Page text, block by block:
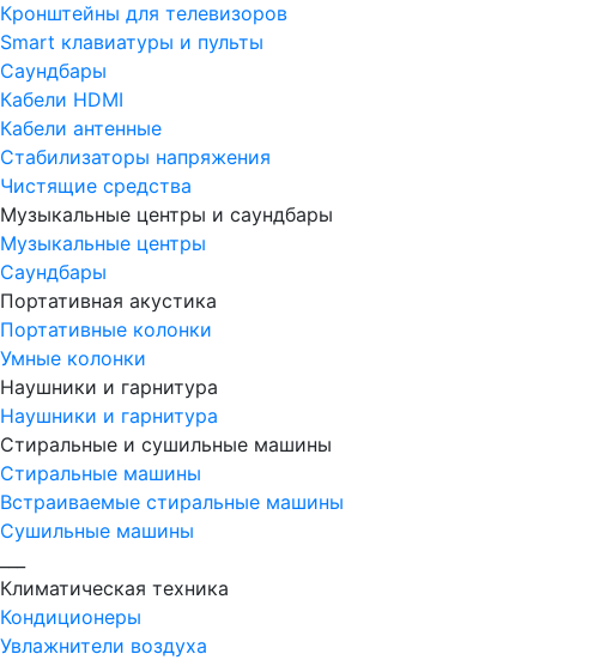
Кронштейны для телевизоров
Smart клавиатуры и пульты
Саундбары
Кабели HDMI
Кабели антенные
Стабилизаторы напряжения
Чистящие средства
Музыкальные центры и саундбары
Музыкальные центры
Саундбары
Портативная акустика
Портативные колонки
Умные колонки
Наушники и гарнитура
Наушники и гарнитура
Стиральные и сушильные машины
Стиральные машины
Встраиваемые стиральные машины
Сушильные машины
Климатическая техника
Кондиционеры
Увлажнители воздуха